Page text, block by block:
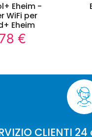
Eheim -
WiFi per
Eheim
€
CLIENTI